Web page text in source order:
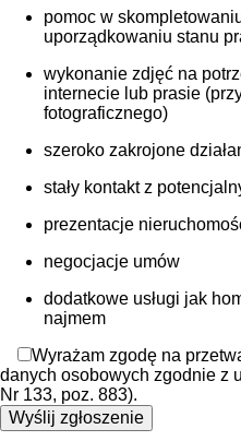
pomoc w
uporządkowaniu stanu
wykonanie zdjęć na
internecie lub prasie
fotograficznego)
szeroko zakrojone
stały kontakt z
prezentacje
negocjacje umów
dodatkowe usługi jak
najmem
Wyrażam zgodę na
danych osobowych zgodnie z
Nr 133, poz. 883).